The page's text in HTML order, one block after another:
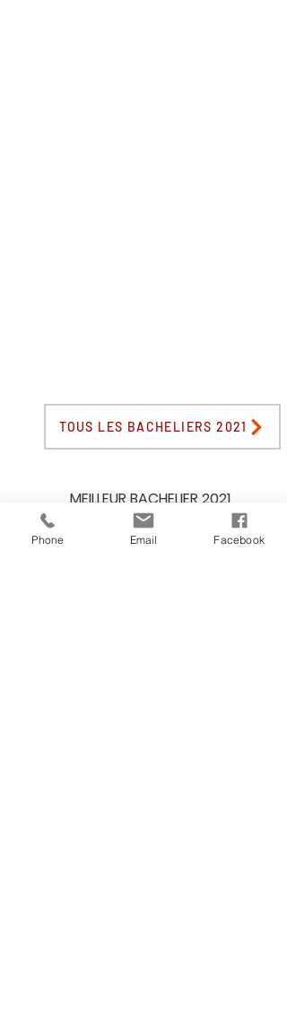
TOUS LES BACHELIERS 2021
MEILLEUR BACHELIER 2021
VOIR LES MAJORS DE CLASSE
Phone Email Facebook